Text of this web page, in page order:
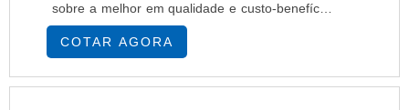
sobre a melhor em qualidade e custo-benefício.
Quando a temática é impressora sublimática
industrial, na EPcenter encontrará proteção com
eficiência e preço justo.MAIS DETALHES
COTAR AGORA